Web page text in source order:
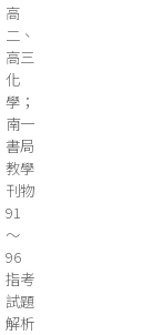
高
二、
高三
化
學；
南一
書局
教學
刊物
91
～
96
指考
試題
解析